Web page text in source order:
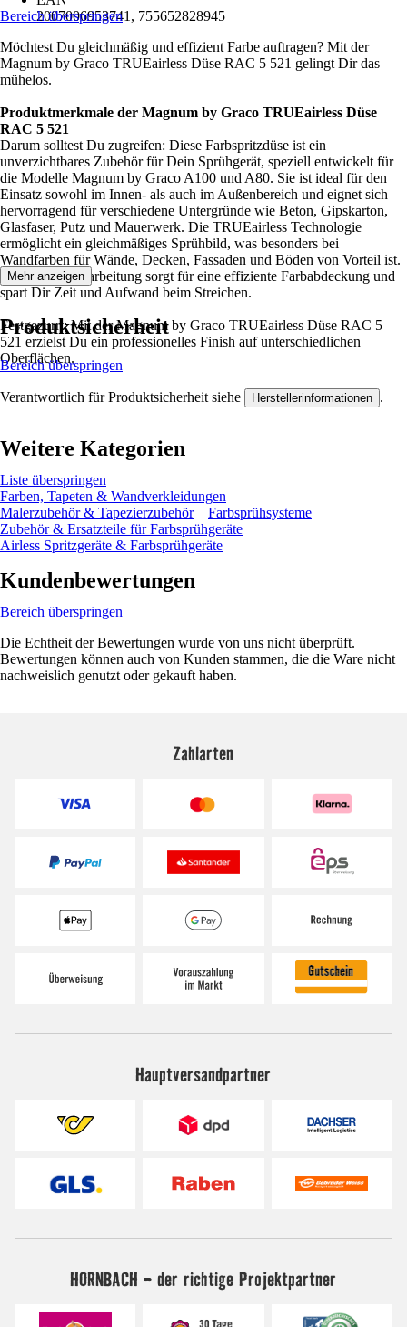
2007006953741, 755652828945
Bereich überspringen
Möchtest Du gleichmäßig und effizient Farbe auftragen? Mit der
Magnum by Graco TRUEairless Düse RAC 5 521 gelingt Dir das
mühelos.
Produktmerkmale der Magnum by Graco TRUEairless Düse
RAC 5 521
Darum solltest Du zugreifen: Diese Farbspritzdüse ist ein
unverzichtbares Zubehör für Dein Sprühgerät, speziell entwickelt für
die Modelle Magnum by Graco A100 und A80. Sie ist ideal für den
Einsatz sowohl im Innen- als auch im Außenbereich und eignet sich
hervorragend für verschiedene Untergründe wie Beton, Gipskarton,
Glasfaser, Putz und Mauerwerk. Die TRUEairless Technologie
ermöglicht ein gleichmäßiges Sprühbild, was besonders bei
Wandfarben für Wände, Decken, Fassaden und Böden von Vorteil ist.
Die präzise Verarbeitung sorgt für eine effiziente Farbabdeckung und
spart Dir Zeit und Aufwand beim Streichen.
Festgezurrt: Mit der Magnum by Graco TRUEairless Düse RAC 5
521 erzielst Du ein professionelles Finish auf unterschiedlichen
Oberflächen.
Mehr anzeigen
Produktsicherheit
Bereich überspringen
Verantwortlich für Produktsicherheit siehe Herstellerinformationen .
Weitere Kategorien
Liste überspringen
Farben, Tapeten & Wandverkleidungen
Malerzubehör & Tapezierzubehör
Farbsprühsysteme
Zubehör & Ersatzteile für Farbsprühgeräte
Airless Spritzgeräte & Farbsprühgeräte
Kundenbewertungen
Bereich überspringen
Die Echtheit der Bewertungen wurde von uns nicht überprüft.
Bewertungen können auch von Kunden stammen, die die Ware nicht
nachweislich genutzt oder gekauft haben.
Zahlarten
Hauptversandpartner
HORNBACH - der richtige Projektpartner